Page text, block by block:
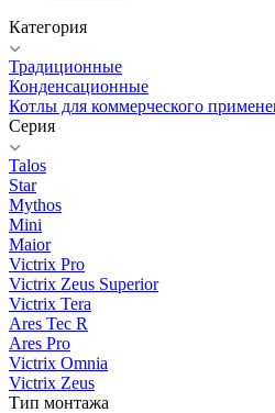
Категория
Традиционные
Конденсационные
Котлы для коммерческого
Серия
Talos
Star
Mythos
Mini
Maior
Victrix Pro
Victrix Zeus Superior
Victrix Tera
Ares Tec R
Ares Pro
Victrix Omnia
Victrix Zeus
Тип монтажа